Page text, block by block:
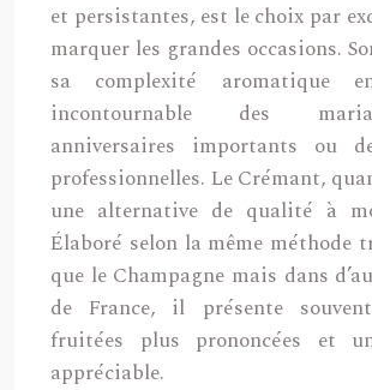
et persistantes, est le choix par
marquer les grandes occasions.
sa complexité aromatique
incontournable des
anniversaires importants ou
professionnelles. Le Crémant,
une alternative de qualité à
Élaboré selon la même méthode
que le Champagne mais dans
de France, il présente
fruitées plus prononcées et
appréciable.